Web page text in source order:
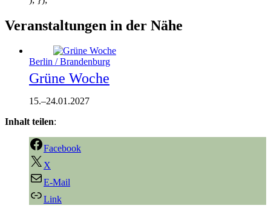
Veranstaltungen in der Nähe
Berlin / Brandenburg
Grüne Woche
15.–24.01.2027
Inhalt teilen:
Facebook
X
E-Mail
Link